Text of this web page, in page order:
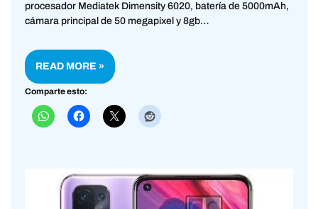
procesador Mediatek Dimensity 6020, batería de 5000mAh,
cámara principal de 50 megapixel y 8gb…
READ MORE »
Comparte esto: